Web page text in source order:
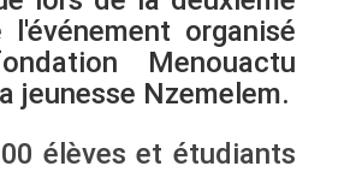
organisé
Menouactu
jeunesse Nzemelem.
élèves et étudiants